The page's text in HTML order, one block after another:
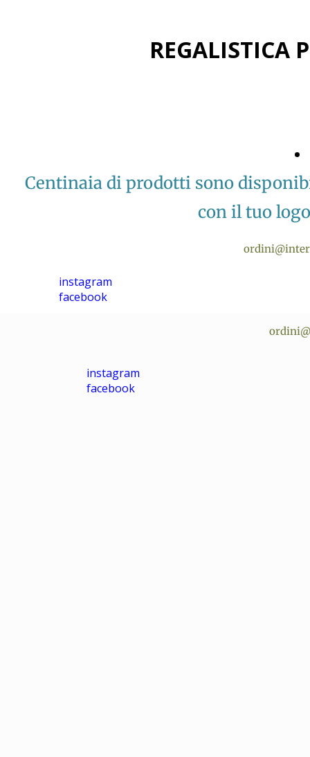
instagram
facebook
REGALISTICA
Centinaia di prodotti sono
con il tuo
instagram
facebook